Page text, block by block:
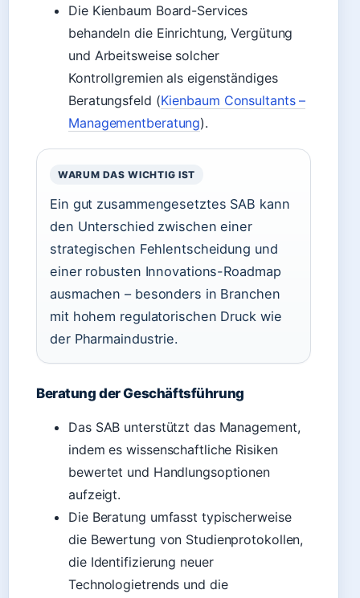
Die Kienbaum Board-Services
behandeln die Einrichtung, Vergütung
und Arbeitsweise solcher
Kontrollgremien als eigenständiges
Beratungsfeld (Kienbaum Consultants –
Managementberatung).
WARUM DAS WICHTIG IST
Ein gut zusammengesetztes SAB kann
den Unterschied zwischen einer
strategischen Fehlentscheidung und
einer robusten Innovations-Roadmap
ausmachen – besonders in Branchen
mit hohem regulatorischen Druck wie
der Pharmaindustrie.
Beratung der Geschäftsführung
Das SAB unterstützt das Management,
indem es wissenschaftliche Risiken
bewertet und Handlungsoptionen
aufzeigt.
Die Beratung umfasst typischerweise
die Bewertung von Studienprotokollen,
die Identifizierung neuer
Technologietrends und die